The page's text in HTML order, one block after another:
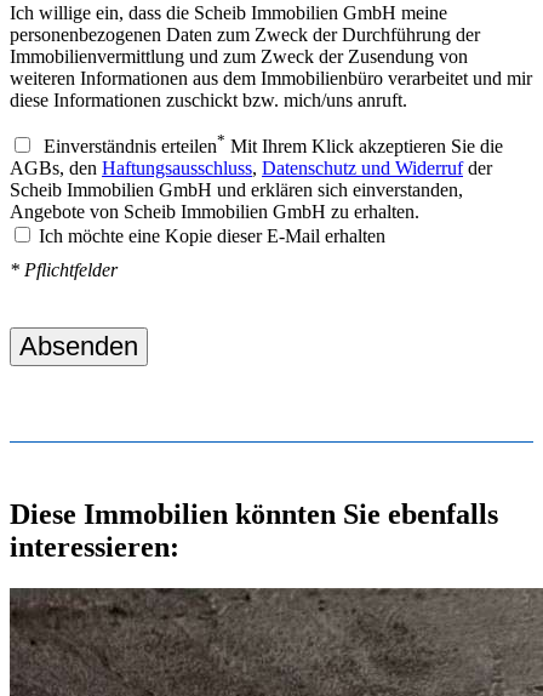
Ich willige ein, dass die Scheib Immobilien GmbH meine
personenbezogenen Daten zum Zweck der Durchführung der
Immobilienvermittlung und zum Zweck der Zusendung von
weiteren Informationen aus dem Immobilienbüro verarbeitet und mir
diese Informationen zuschickt bzw. mich/uns anruft.
Einverständnis erteilen* Mit Ihrem Klick akzeptieren Sie die
AGBs, den Haftungsausschluss, Datenschutz und Widerrufder
Scheib Immobilien GmbH und erklären sich einverstanden,
Angebote von Scheib Immobilien GmbH zu erhalten.
Ich möchte eine Kopie dieser E-Mail erhalten
* Pflichtfelder
Absenden
Diese Immobilien könnten Sie ebenfalls
interessieren: